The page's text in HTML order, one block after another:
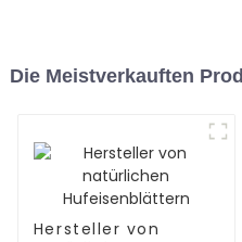
Die Meistverkauften
Hersteller von